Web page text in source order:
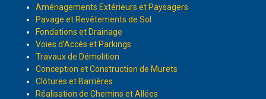
Aménagements Extérieurs et Paysagers
Pavage et Revêtements de Sol
Fondations et Drainage
Voies d’Accès et Parkings
Travaux de Démolition
Conception et Construction de Murets
Clôtures et Barrières
Réalisation de Chemins et Allées